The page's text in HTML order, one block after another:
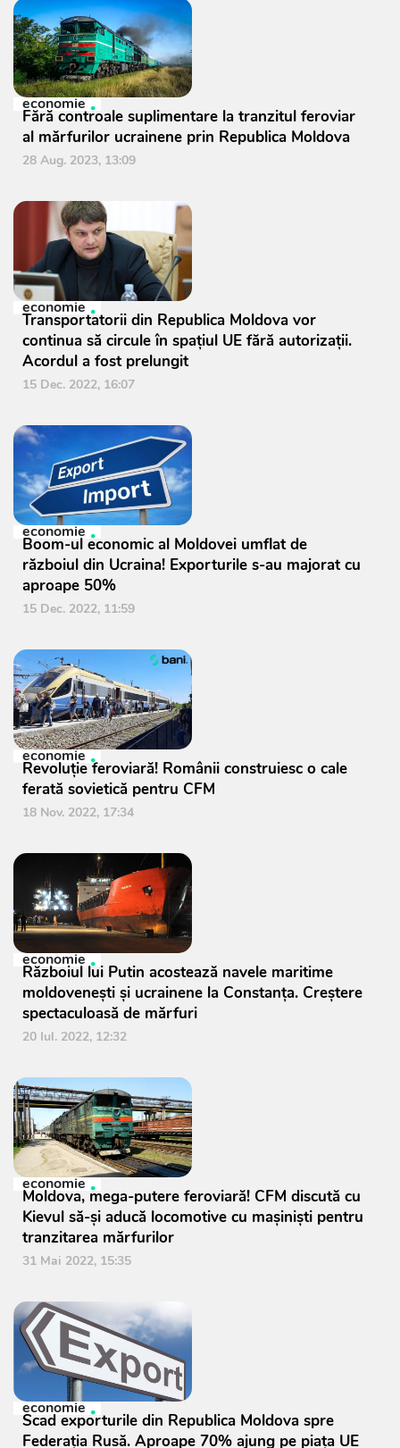
economie
Fără controale suplimentare la tranzitul feroviar
al mărfurilor ucrainene prin Republica Moldova
28 Aug. 2023, 13:09
economie
Transportatorii din Republica Moldova vor
continua să circule în spațiul UE fără autorizații.
Acordul a fost prelungit
15 Dec. 2022, 16:07
economie
Boom-ul economic al Moldovei umflat de
războiul din Ucraina! Exporturile s-au majorat cu
aproape 50%
15 Dec. 2022, 11:59
economie
Revoluție feroviară! Românii construiesc o cale
ferată sovietică pentru CFM
18 Nov. 2022, 17:34
economie
Războiul lui Putin acostează navele maritime
moldovenești și ucrainene la Constanța. Creștere
spectaculoasă de mărfuri
20 Iul. 2022, 12:32
economie
Moldova, mega-putere feroviară! CFM discută cu
Kievul să-și aducă locomotive cu mașiniști pentru
tranzitarea mărfurilor
31 Mai 2022, 15:35
economie
Scad exporturile din Republica Moldova spre
Federația Rusă. Aproape 70% ajung pe piața UE